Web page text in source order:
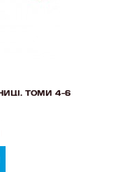
ТОМИ 4-6